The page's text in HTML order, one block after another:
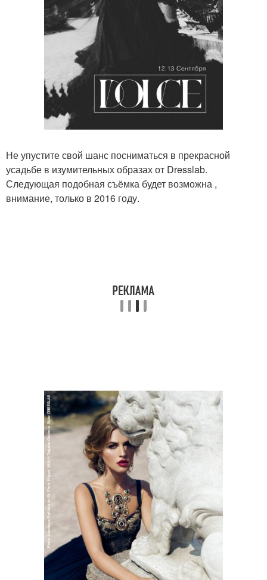
Не упустите свой шанс посниматься в прекрасной
усадьбе в изумительных образах от Dresslab.
Следующая подобная съёмка будет возможна ,
внимание, только в 2016 году.